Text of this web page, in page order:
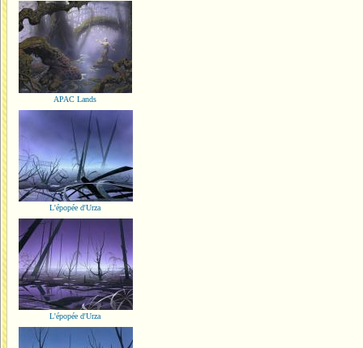
APAC Lands
L'épopée d'Urza
L'épopée d'Urza